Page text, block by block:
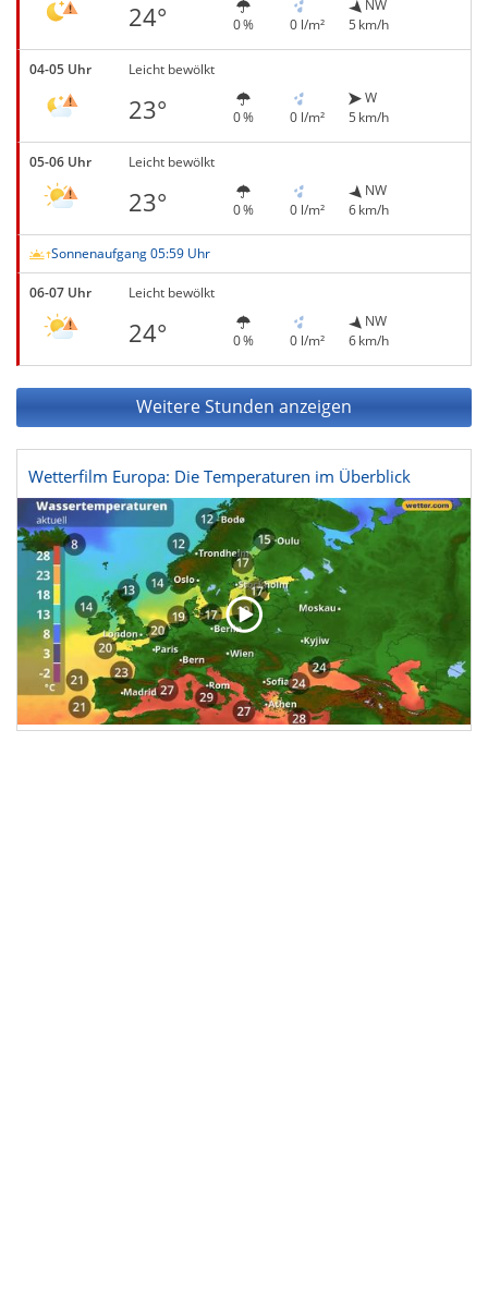
24° 0 % 0 l/m²
NW
5 km/h
04-05 Uhr Leicht bewölkt
23° 0 % 0 l/m²
W
5 km/h
05-06 Uhr Leicht bewölkt
23° 0 % 0 l/m²
NW
6 km/h
Sonnenaufgang 05:59 Uhr
06-07 Uhr Leicht bewölkt
24° 0 % 0 l/m²
NW
6 km/h
Weitere Stunden anzeigen
Wetterfilm Europa: Die Temperaturen im Überblick